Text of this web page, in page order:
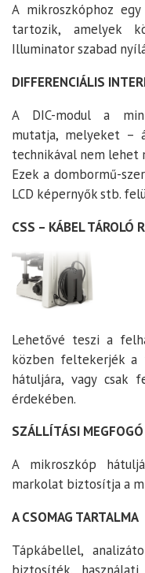
A mikroszkóphoz
tartozik, amelyek
Illuminator szabad
DIFFERENCIÁLIS
A DIC-modul a
mutatja, melyeket –
technikával nem lehet
Ezek a dombormű-
LCD képernyők stb.
CSS – KÁBEL TÁROLÓ
Lehetővé teszi a
közben feltekerjék a
hátuljára, vagy csak
érdekében.
SZÁLLÍTÁSI MEGFOGÓ
A mikroszkóp
markolat biztosítja a
A CSOMAG TARTALMA
Tápkábellel,